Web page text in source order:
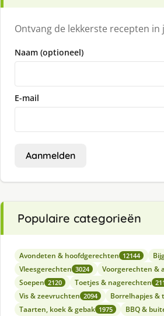
Ontvang de lekkerste recepten in
Naam (optioneel)
E-mail
Aanmelden
Populaire categorieën
Avondeten & hoofdgerechten 12144
Vleesgerechten 3024 Voorgerechten &
Soepen 2120 Toetjes & nagerechten
Vis & zeevruchten 2094 Borrelhapjes &
Taarten, koek & gebak 1975 BBQ &